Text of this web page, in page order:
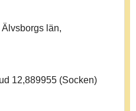
län,
12,889955 (Socken)